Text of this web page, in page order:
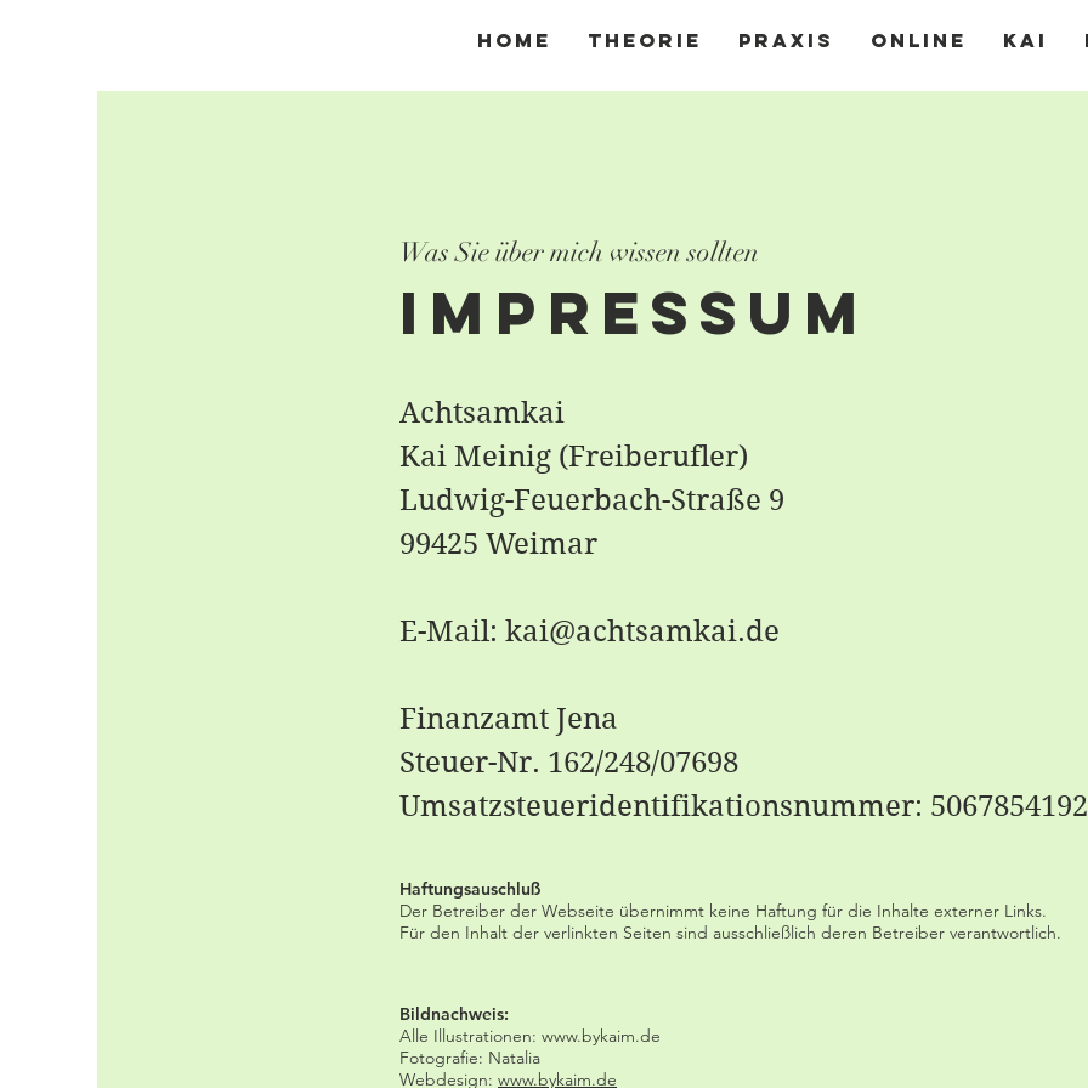
Home Theorie Praxis Online Kai
Was Sie über mich wissen sollten
Impressum
Achtsamkai
Kai Meinig (Freiberufler)
Ludwig-Feuerbach-Straße 9
99425 Weimar
E-Mail: kai@achtsamkai.de
Finanzamt Jena
Steuer-Nr. 162/248/07698
Umsatzsteueridentifikationsnummer:
Haftungsauschluß
Der Betreiber der Webseite übernimmt keine Haftung für die Inhalte externer Links.
Für den Inhalt der verlinkten Seiten sind ausschließlich deren Betreiber verantwortlich.
Bildnachweis:
Alle Illustrationen: www.bykaim.de
Fotografie: Natalia
Webdesign: www.bykaim.de